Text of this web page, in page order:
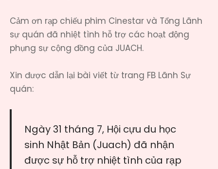
Cảm ơn rạp chiếu phim Cinestar và Tổng Lãnh
sự quán đã nhiệt tình hỗ trợ các hoạt động
phụng sự cộng đồng của JUACH.
Xin được dẫn lại bài viết từ trang FB Lãnh Sự
quán:
Ngày 31 tháng 7, Hội cựu du học
sinh Nhật Bản (Juach) đã nhận
được sự hỗ trợ nhiệt tình của rạp